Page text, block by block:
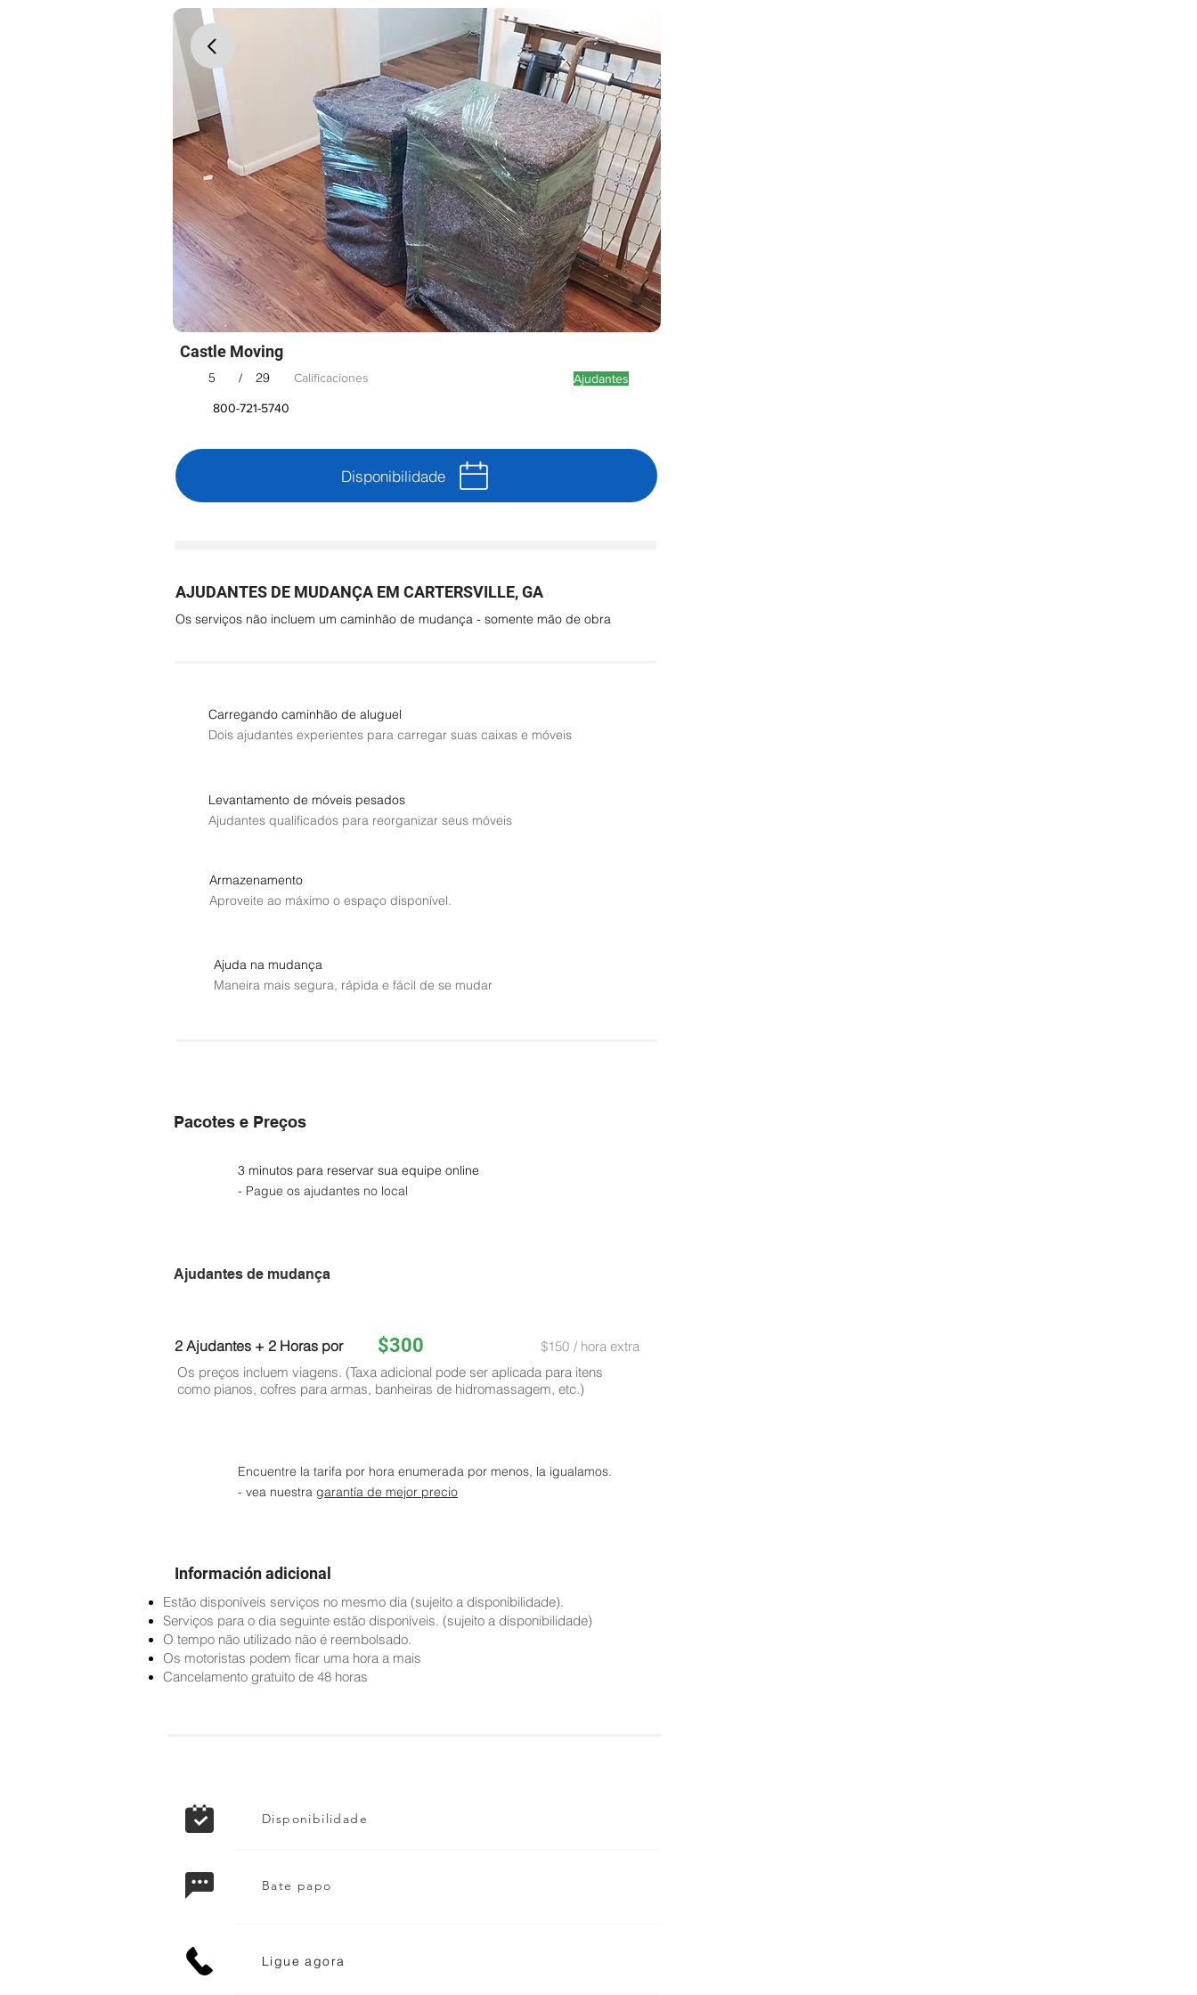
Castle Moving
5 / 29 Calificaciones Ajudantes
800-721-5740
Disponibilidade
AJUDANTES DE MUDANÇA EM CARTERSVILLE, GA
Os serviços não incluem um caminhão de mudança - somente mão de obra
Carregando caminhão de aluguel
Dois ajudantes experientes para carregar suas caixas e móveis
Levantamento de móveis pesados
Ajudantes qualificados para reorganizar seus móveis
Armazenamento
Aproveite ao máximo o espaço disponível.
Ajuda na mudança
Maneira mais segura, rápida e fácil de se mudar
Pacotes e Preços
3 minutos para reservar sua equipe online
- Pague os ajudantes no local
Ajudantes de mudança
2 Ajudantes + 2 Horas por $300 $150 / hora extra
Os preços incluem viagens. (Taxa adicional pode ser aplicada para itens
como pianos, cofres para armas, banheiras de hidromassagem, etc.)
Encuentre la tarifa por hora enumerada por menos, la igualamos.
- vea nuestra garantía de mejor precio
Información adicional
Estão disponíveis serviços no mesmo dia (sujeito a disponibilidade).
Serviços para o dia seguinte estão disponíveis. (sujeito a disponibilidade)
O tempo não utilizado não é reembolsado.
Os motoristas podem ficar uma hora a mais
Cancelamento gratuito de 48 horas
Disponibilidade
Bate papo
Ligue agora